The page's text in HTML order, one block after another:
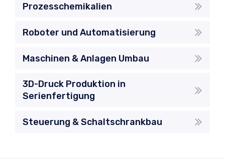
Prozesschemikalien
Roboter und Automatisierung
Maschinen & Anlagen Umbau
3D-Druck Produktion in
Serienfertigung
Steuerung & Schaltschrankbau